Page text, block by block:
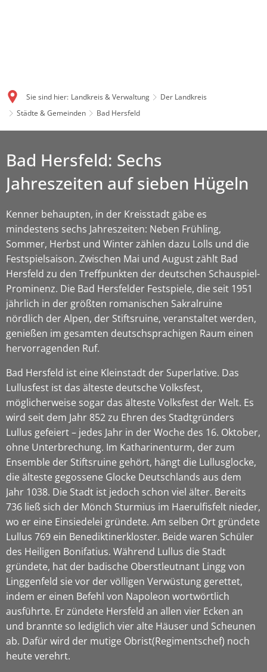
Sie sind hier: Landkreis & Verwaltung
Der Landkreis
Städte & Gemeinden
Bad Hersfeld
Bad Hersfeld: Sechs
Jahreszeiten auf sieben Hügeln
Kenner behaupten, in der Kreisstadt gäbe es
mindestens sechs Jahreszeiten: Neben Frühling,
Sommer, Herbst und Winter zählen dazu Lolls und die
Festspielsaison. Zwischen Mai und August zählt Bad
Hersfeld zu den Treffpunkten der deutschen Schauspiel-
Prominenz. Die Bad Hersfelder Festspiele, die seit 1951
jährlich in der größten romanischen Sakralruine
nördlich der Alpen, der Stiftsruine, veranstaltet werden,
genießen im gesamten deutschsprachigen Raum einen
hervorragenden Ruf.
Bad Hersfeld ist eine Kleinstadt der Superlative. Das
Lullusfest ist das älteste deutsche Volksfest,
möglicherweise sogar das älteste Volksfest der Welt. Es
wird seit dem Jahr 852 zu Ehren des Stadtgründers
Lullus gefeiert – jedes Jahr in der Woche des 16. Oktober,
ohne Unterbrechung. Im Katharinenturm, der zum
Ensemble der Stiftsruine gehört, hängt die Lullusglocke,
die älteste gegossene Glocke Deutschlands aus dem
Jahr 1038. Die Stadt ist jedoch schon viel älter. Bereits
736 ließ sich der Mönch Sturmius im Haerulfisfelt nieder,
wo er eine Einsiedelei gründete. Am selben Ort gründete
Lullus 769 ein Benediktinerkloster. Beide waren Schüler
des Heiligen Bonifatius. Während Lullus die Stadt
gründete, hat der badische Oberstleutnant Lingg von
Linggenfeld sie vor der völligen Verwüstung gerettet,
indem er einen Befehl von Napoleon wortwörtlich
ausführte. Er zündete Hersfeld an allen vier Ecken an
und brannte so lediglich vier alte Häuser und Scheunen
ab. Dafür wird der mutige Obrist(Regimentschef) noch
heute verehrt.